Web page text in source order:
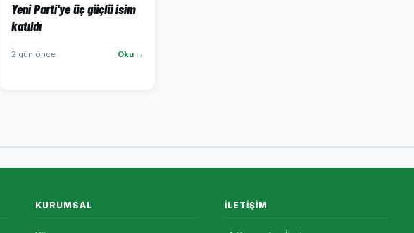
Yeni Parti'ye üç güçlü isim
katıldı
2 gün önce Oku →
KURUMSAL İLETIŞIM